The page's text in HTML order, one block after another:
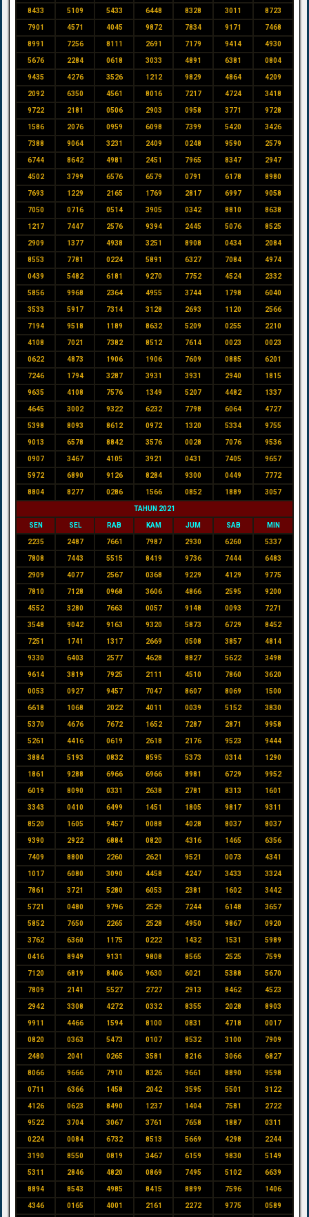
8433 5109 5433 6448 8328 3011 8723
7901 4571 4045 9872 7834 9171 7468
8991 7256 8111 2691 7179 9414 4930
5676 2284 0618 3033 4891 6381 0804
9435 4276 3526 1212 9829 4864 4209
2092 6350 4561 8016 7217 4724 3418
9722 2181 0506 2903 0958 3771 9728
1586 2076 0959 6098 7399 5420 3426
7388 9064 3231 2409 0248 9590 2579
6744 8642 4981 2451 7965 8347 2947
4502 3799 6576 6579 0791 6178 8980
7693 1229 2165 1769 2817 6997 9058
7050 0716 0514 3905 0342 8810 8638
1217 7447 2576 9394 2445 5076 8525
2909 1377 4938 3251 8908 0434 2084
8553 7781 0224 5891 6327 7084 4974
0439 5482 6181 9270 7752 4524 2332
5856 9968 2364 4955 3744 1798 6040
3533 5917 7314 3128 2693 1120 2566
7194 9518 1189 8632 5209 0255 2210
4108 7021 7382 8512 7614 0023 0023
0622 4873 1906 1906 7609 0885 6201
7246 1794 3287 3931 3931 2940 1815
9635 4108 7576 1349 5207 4482 1337
4645 3002 9322 6232 7798 6064 4727
5398 8093 8612 0972 1320 5334 9755
9013 6578 8842 3576 0028 7076 9536
0907 3467 4105 3921 0431 7405 9657
5972 6890 9126 8284 9300 0449 7772
8804 8277 0286 1566 0852 1889 3057
TAHUN 2021
SEN SEL RAB KAM JUM SAB MIN
2235 2487 7661 7987 2930 6260 5337
7808 7443 5515 8419 9736 7444 6483
2909 4077 2567 0368 9229 4129 9775
7810 7128 0968 3606 4866 2595 9200
4552 3280 7663 0057 9148 0093 7271
3548 9042 9163 9320 5873 6729 8452
7251 1741 1317 2669 0508 3857 4814
9330 6403 2577 4628 8827 5622 3498
9614 3819 7925 2111 4510 7860 3620
0053 0927 9457 7047 8607 8069 1500
6618 1068 2022 4011 0039 5152 3830
5370 4676 7672 1652 7287 2871 9958
5261 4416 0619 2618 2176 9523 9444
3884 5193 0832 8595 5373 0314 1290
1861 9288 6966 6966 8981 6729 9952
6019 8090 0331 2638 2781 8313 1601
3343 0410 6499 1451 1805 9817 9311
8520 1605 9457 0088 4028 8037 8037
9390 2922 6884 0820 4316 1465 6356
7409 8800 2260 2621 9521 0073 4341
1017 6080 3090 4458 4247 3433 3324
7861 3721 5280 6053 2381 1602 3442
5721 0480 9796 2529 7244 6148 3657
5852 7650 2265 2528 4950 9867 0920
3762 6360 1175 0222 1432 1531 5989
0416 8949 9131 9808 8565 2525 7599
7120 6819 8406 9630 6021 5388 5670
7809 2141 5527 2727 2913 8462 4523
2942 3308 4272 0332 8355 2028 8903
9911 4466 1594 8100 0831 4718 0017
0820 0363 5473 0107 8532 3100 7909
2480 2041 0265 3581 8216 3066 6827
8066 9666 7910 8326 9661 8890 9598
0711 6366 1458 2042 3595 5501 3122
4126 0623 8490 1237 1404 7581 2722
9522 3704 3067 3761 7658 1887 0311
0224 0084 6732 8513 5669 4298 2244
3190 8550 0819 3467 6159 9830 5149
5311 2846 4820 0869 7495 5102 6639
8894 8543 4985 8415 8899 7596 1406
4346 0165 4001 2161 2272 9775 0589